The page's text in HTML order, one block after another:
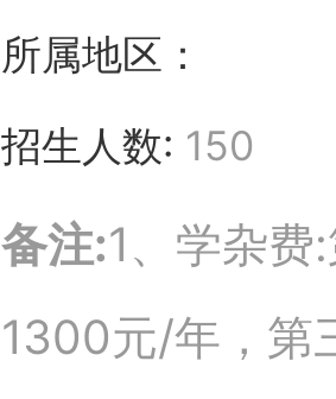
所属地区：
招生人数: 150
备注:1、学杂费
1300元/年，第